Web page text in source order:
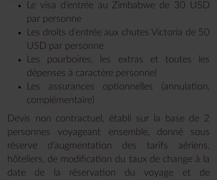
Le visa d’entrée au Zimbabwe de 30 USD
par personne
Les droits d’entrée aux chutes Victoria de 50
USD par personne
Les pourboires, les extras et toutes les
dépenses à caractère personnel
Les assurances optionnelles (annulation,
complémentaire)
Devis non contractuel, établi sur la base de 2
personnes voyageant ensemble, donné sous
réserve d’augmentation des tarifs aériens,
hôteliers, de modification du taux de change à la
date de la réservation du voyage et de